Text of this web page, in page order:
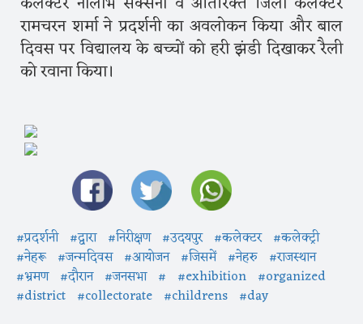
रामचरन शर्मा ने प्रदर्शनी का अवलोकन किया और बाल
दिवस पर विद्यालय के बच्चों को हरी झंडी दिखाकर रैली
को रवाना किया।
#प्रदर्शनी #द्वारा #निरीक्षण #उदयपुर #कलेक्टर #कलेक्ट्री
#नेहरू #जन्मदिवस #आयोजन #जिसमें #नेहरु #राजस्थान
#भ्रमण #दौरान #जनसभा # #exhibition #organized
#district #collectorate #childrens #day